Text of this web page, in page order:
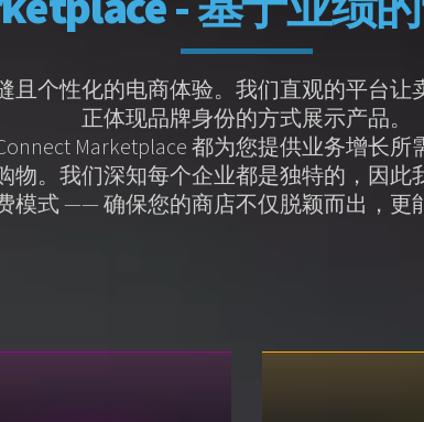
且个性化的电商体验。我们直观的平台
正体现品牌身份的方式展示产品。
Marketplace 都为您提供业务增长
。我们深知每个企业都是独特的，因
模式 —— 确保您的商店不仅脱颖而出，更